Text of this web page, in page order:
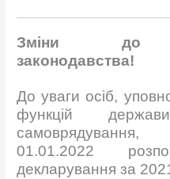
Зміни до
законодавства!
До уваги осіб,
функцій
01.01.2022
декларування за